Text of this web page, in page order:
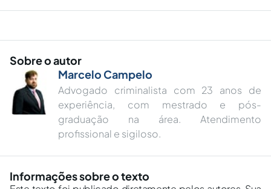
Sobre o autor
Marcelo Campelo
Advogado criminalista com 23 anos de
experiência, com mestrado e pós-
graduação na área. Atendimento
profissional e sigiloso.
Informações sobre o texto